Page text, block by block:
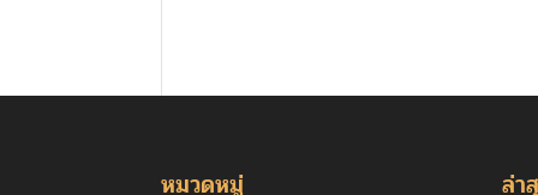
หมวดหมู่ ล่า